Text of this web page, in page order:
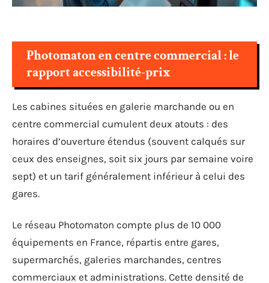
Photomaton en centre commercial : le
rapport accessibilité-prix
Les cabines situées en galerie marchande ou en
centre commercial cumulent deux atouts : des
horaires d’ouverture étendus (souvent calqués sur
ceux des enseignes, soit six jours par semaine voire
sept) et un tarif généralement inférieur à celui des
gares.
Le réseau Photomaton compte plus de 10 000
équipements en France, répartis entre gares,
supermarchés, galeries marchandes, centres
commerciaux et administrations. Cette densité de